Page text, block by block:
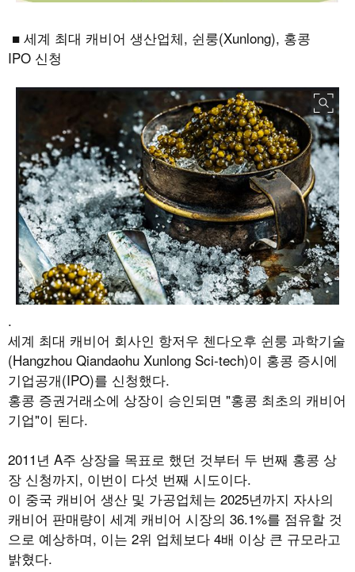
■ 세계 최대 캐비어 생산업체, 쉰룽(Xunlong), 홍콩
IPO 신청
.
세계 최대 캐비어 회사인 항저우 첸다오후 쉰룽 과학기술
(Hangzhou Qiandaohu Xunlong Sci-tech)이 홍콩 증시에
기업공개(IPO)를 신청했다.
홍콩 증권거래소에 상장이 승인되면 "홍콩 최초의 캐비어
기업"이 된다.
2011 년 A주 상장을 목표로 했던 것부터 두 번째 홍콩 상
장 신청까지, 이번이 다섯 번째 시도이다.
이 중국 캐비어 생산 및 가공업체는 2025년까지 자사의
캐비어 판매량이 세계 캐비어 시장의 36.1%를 점유할 것
으로 예상하며, 이는 2위 업체보다 4배 이상 큰 규모라고
밝혔다.